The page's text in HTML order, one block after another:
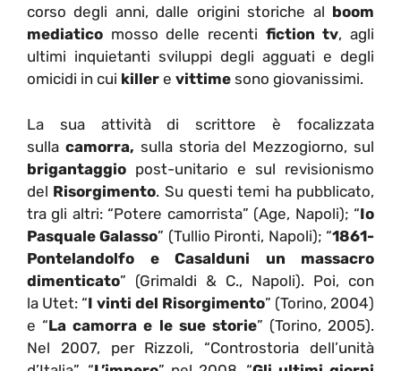
corso degli anni, dalle origini storiche al boom
mediatico mosso delle recenti fiction tv, agli
ultimi inquietanti sviluppi degli agguati e degli
omicidi in cui killer e vittime sono giovanissimi.
La sua attività di scrittore è focalizzata
sulla camorra, sulla storia del Mezzogiorno, sul
brigantaggio post-unitario e sul revisionismo
del Risorgimento. Su questi temi ha pubblicato,
tra gli altri: “Potere camorrista” (Age, Napoli); “Io
Pasquale Galasso” (Tullio Pironti, Napoli); “1861-
Pontelandolfo e Casalduni un massacro
dimenticato” (Grimaldi & C., Napoli). Poi, con
la Utet: “I vinti del Risorgimento” (Torino, 2004)
e “La camorra e le sue storie” (Torino, 2005).
Nel 2007, per Rizzoli, “Controstoria dell’unità